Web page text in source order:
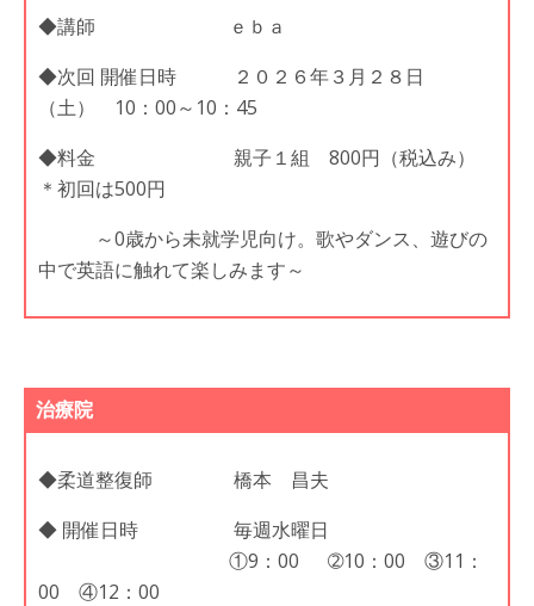
◆講師 ｅｂａ
◆次回 開催日時 ２０２６年３月２８日
（土） 10：00～10：45
◆料金 親子１組 800円（税込み）
＊初回は500円
～0歳から未就学児向け。歌やダンス、遊びの
中で英語に触れて楽しみます～
治療院
◆柔道整復師 橋本 昌夫
◆ 開催日時 毎週水曜日
①9：00 ➁10：00 ③11：
00 ④12：00